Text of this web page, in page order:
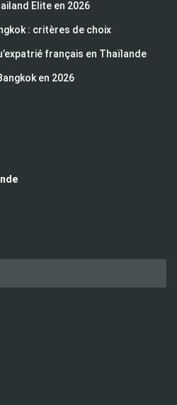
Elite en 2026
: critères de choix
français en Thaïlande
en 2026